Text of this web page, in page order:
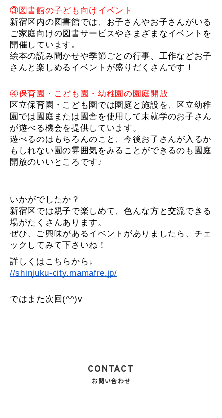
③図書館の子ども向けイベント
新宿区内の図書館では、お子さんやお子さんがいる
ご家庭向けの図書サービスやさまざまなイベントを
開催しています。
絵本の読み聞かせや季節ごとの行事、工作などお子
さんと楽しめるイベントが盛りだくさんです！
④保育園・こども園・幼稚園の園庭開放
区立保育園・こども園では園庭と施設を、区立幼稚
園では園庭または園舎を使用して未就学のお子さん
が遊べる機会を提供しています。
遊べるのはもちろんのこと、今後お子さんが入るか
もしれない園の雰囲気をみることができるのも園庭
開放のいいところです♪
いかがでしたか？
新宿区では親子で楽しめて、色んな方と交流できる
場がたくさんあります。
ぜひ、ご興味があるイベントがありましたら、チェ
ックしてみて下さいね！
詳しくはこちらから↓
//shinjuku-city.mamafre.jp/
ではまた次回(^^)v
CONTACT
お問い合わせ